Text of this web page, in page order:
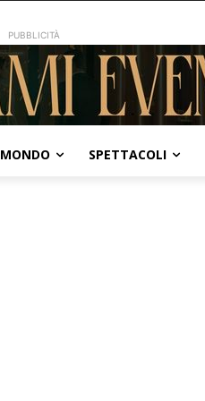
PUBBLICITÀ
MONDO SPETTACOLI